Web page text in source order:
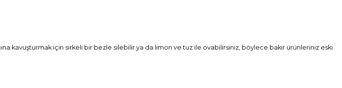
kavuşturmak için sirkeli bir bezle silebilir ya da limon ve tuz ile ovabilirsiniz, böylece bakır ürünleriniz eski